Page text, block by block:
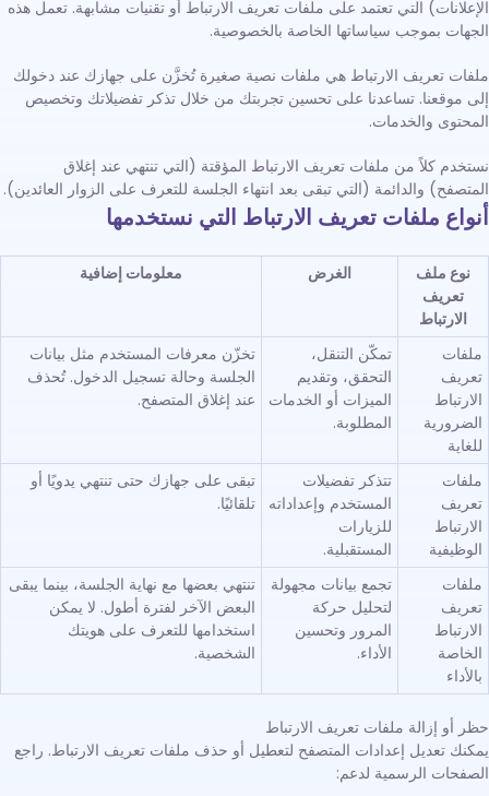
الإعلانات) التي تعتمد على ملفات تعريف الارتباط أو تقنيات مشابهة. تعمل هذه
الجهات بموجب سياساتها الخاصة بالخصوصية.
ملفات تعريف الارتباط هي ملفات نصية صغيرة تُخزَّن على جهازك عند دخولك
إلى موقعنا. تساعدنا على تحسين تجربتك من خلال تذكر تفضيلاتك وتخصيص
المحتوى والخدمات.
نستخدم كلاً من ملفات تعريف الارتباط المؤقتة (التي تنتهي عند إغلاق
المتصفح) والدائمة (التي تبقى بعد انتهاء الجلسة للتعرف على الزوار العائدين).
أنواع ملفات تعريف الارتباط التي نستخدمها
نوع ملف
تعريف
الارتباط
الغرض معلومات إضافية
ملفات
تعريف
الارتباط
الضرورية
للغاية
تمكّن التنقل،
التحقق، وتقديم
الميزات أو الخدمات
المطلوبة.
تخزّن معرفات المستخدم مثل بيانات
الجلسة وحالة تسجيل الدخول. تُحذف
عند إغلاق المتصفح.
ملفات
تعريف
الارتباط
الوظيفية
تتذكر تفضيلات
المستخدم وإعداداته
للزيارات
المستقبلية.
تبقى على جهازك حتى تنتهي يدويًا أو
تلقائيًا.
ملفات
تعريف
الارتباط
الخاصة
بالأداء
تجمع بيانات مجهولة
لتحليل حركة
المرور وتحسين
الأداء.
تنتهي بعضها مع نهاية الجلسة، بينما يبقى
البعض الآخر لفترة أطول. لا يمكن
استخدامها للتعرف على هويتك
الشخصية.
حظر أو إزالة ملفات تعريف الارتباط
يمكنك تعديل إعدادات المتصفح لتعطيل أو حذف ملفات تعريف الارتباط. راجع
الصفحات الرسمية لدعم: